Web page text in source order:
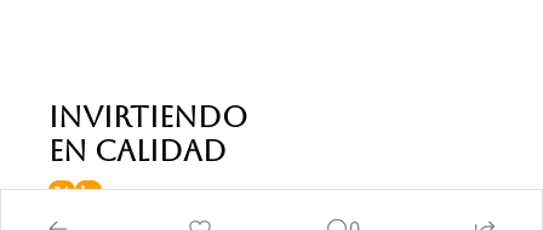
invirtiendo
en calidad